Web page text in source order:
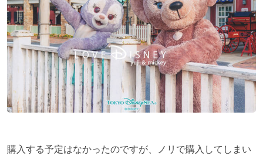
購入する予定はなかったのですが、ノリで購入してしまい